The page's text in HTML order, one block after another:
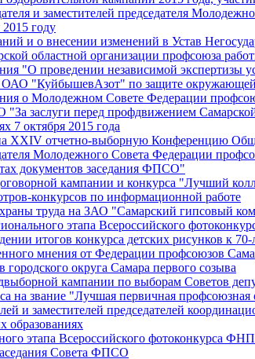
и заместителей председателя
году
и о внесении изменений в Устав
областной организации профсоюза
"О проведении независимой экспертизы
"КуйбышевАзот" по защите
о Молодежном Совете Федерации
заслуги перед профдвижением
7 октября 2015 года
XXIV отчетно-выборную Конференцию
Молодежного Совета Федерации
документов заседания ФПСО"
кампании и конкурса "Лучший
конкурсов по информационной работе
труда на ЗАО "Самарский гипсовый
этапа Всероссийского
итогов конкурса детских рисунков к
мнения от Федерации профсоюзов
городского округа Самара первого созыва
кампании по выборам Советов
на звание "Лучшая первичная
и заместителей председателей
образованиях
этапа Всероссийского фотоконкурса
Совета ФПСО